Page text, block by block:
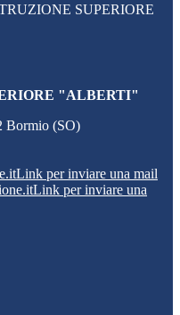
SUPERIORE
"ALBERTI"
Bormio (SO)
Link per inviare una mail
Link per inviare una